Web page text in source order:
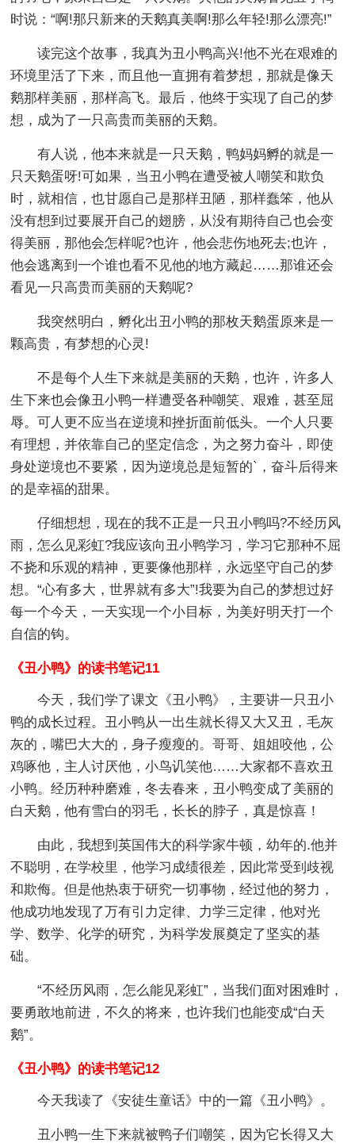
时说：“啊!那只新来的天鹅真美啊!那么年轻!那么漂亮!”
读完这个故事，我真为丑小鸭高兴!他不光在艰难的
环境里活了下来，而且他一直拥有着梦想，那就是像天
鹅那样美丽，那样高飞。最后，他终于实现了自己的梦
想，成为了一只高贵而美丽的天鹅。
有人说，他本来就是一只天鹅，鸭妈妈孵的就是一
只天鹅蛋呀!可如果，当丑小鸭在遭受被人嘲笑和欺负
时，就相信，也甘愿自己是那样丑陋，那样蠢笨，他从
没有想到过要展开自己的翅膀，从没有期待自己也会变
得美丽，那他会怎样呢?也许，他会悲伤地死去;也许，
他会逃离到一个谁也看不见他的地方藏起……那谁还会
看见一只高贵而美丽的天鹅呢?
我突然明白，孵化出丑小鸭的那枚天鹅蛋原来是一
颗高贵，有梦想的心灵!
不是每个人生下来就是美丽的天鹅，也许，许多人
生下来也会像丑小鸭一样遭受各种嘲笑、艰难，甚至屈
辱。可人更不应当在逆境和挫折面前低头。一个人只要
有理想，并依靠自己的坚定信念，为之努力奋斗，即使
身处逆境也不要紧，因为逆境总是短暂的`，奋斗后得来
的是幸福的甜果。
仔细想想，现在的我不正是一只丑小鸭吗?不经历风
雨，怎么见彩虹?我应该向丑小鸭学习，学习它那种不屈
不挠和乐观的精神，更要像他那样，永远坚守自己的梦
想。“心有多大，世界就有多大”!我要为自己的梦想过好
每一个今天，一天实现一个小目标，为美好明天打一个
自信的钩。
《丑小鸭》的读书笔记11
今天，我们学了课文《丑小鸭》，主要讲一只丑小
鸭的成长过程。丑小鸭从一出生就长得又大又丑，毛灰
灰的，嘴巴大大的，身子瘦瘦的。哥哥、姐姐咬他，公
鸡啄他，主人讨厌他，小鸟讥笑他……大家都不喜欢丑
小鸭。经历种种磨难，冬去春来，丑小鸭变成了美丽的
白天鹅，他有雪白的羽毛，长长的脖子，真是惊喜！
由此，我想到英国伟大的科学家牛顿，幼年的.他并
不聪明，在学校里，他学习成绩很差，因此常受到歧视
和欺侮。但是他热衷于研究一切事物，经过他的努力，
他成功地发现了万有引力定律、力学三定律，他对光
学、数学、化学的研究，为科学发展奠定了坚实的基
础。
“不经历风雨，怎么能见彩虹”，当我们面对困难时，
要勇敢地前进，不久的将来，也许我们也能变成“白天
鹅”。
《丑小鸭》的读书笔记12
今天我读了《安徒生童话》中的一篇《丑小鸭》。
丑小鸭一生下来就被鸭子们嘲笑，因为它长得又大